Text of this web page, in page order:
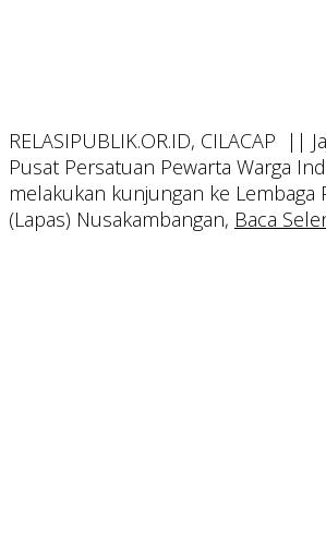
RELASIPUBLIK.OR.ID, CILACAP ||
Pusat Persatuan Pewarta Warga
melakukan kunjungan ke Lembaga
(Lapas) Nusakambangan, Baca